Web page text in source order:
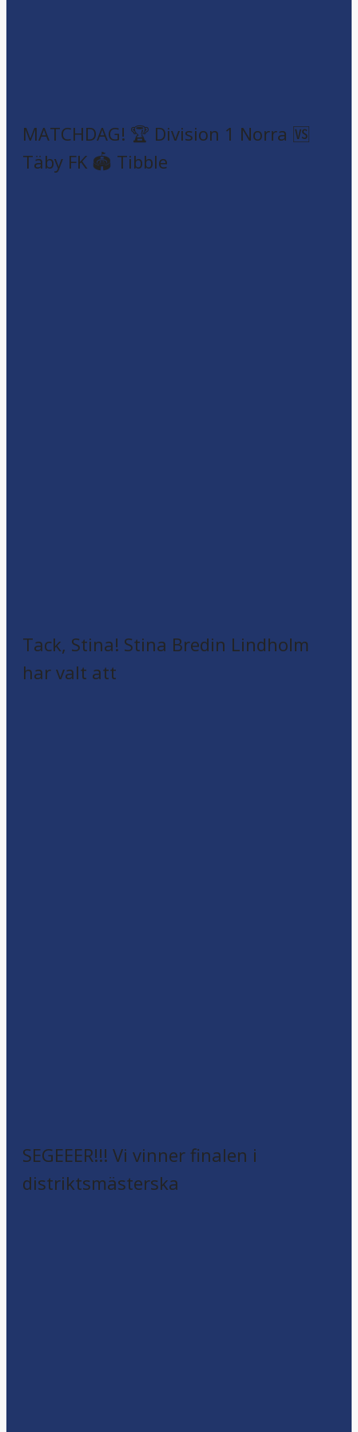
MATCHDAG! 🏆 Division 1 Norra 🆚
Täby FK 🏟️ Tibble
Tack, Stina! Stina Bredin Lindholm
har valt att
SEGEEER!!! Vi vinner finalen i
distriktsmästerska